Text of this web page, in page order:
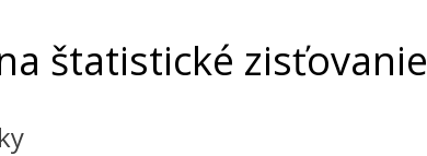
štatistické zisťovanie